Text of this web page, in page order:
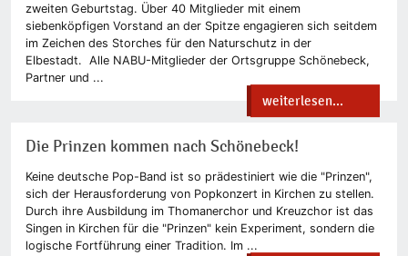
zweiten Geburtstag. Über 40 Mitglieder mit einem
siebenköpfigen Vorstand an der Spitze engagieren sich seitdem
im Zeichen des Storches für den Naturschutz in der
Elbestadt. Alle NABU-Mitglieder der Ortsgruppe Schönebeck,
Partner und ...
weiterlesen...
Die Prinzen kommen nach Schönebeck!
Keine deutsche Pop-Band ist so prädestiniert wie die "Prinzen",
sich der Herausforderung von Popkonzert in Kirchen zu stellen.
Durch ihre Ausbildung im Thomanerchor und Kreuzchor ist das
Singen in Kirchen für die "Prinzen" kein Experiment, sondern die
logische Fortführung einer Tradition. Im ...